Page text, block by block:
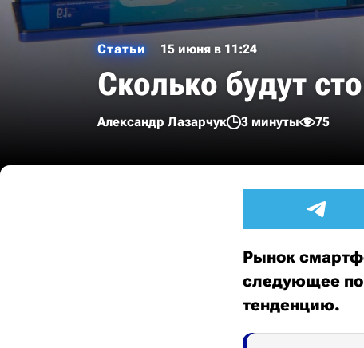
Статьи 15 июня в 11:24
Сколько будут
Александр Лазарчук 3 минуты 75
Рынок
следующее
тенденцию.